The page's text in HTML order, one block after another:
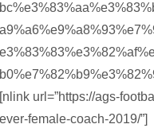
[nlink url=”https://ags-
ever-female-coach-2019/”]